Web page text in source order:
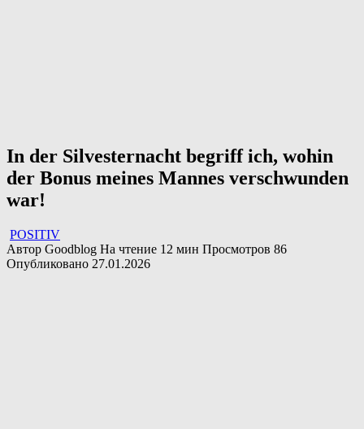
In der Silvesternacht begriff ich, wohin
der Bonus meines Mannes verschwunden
war!
POSITIV
Автор Goodblog На чтение 12 мин Просмотров 86
Опубликовано 27.01.2026